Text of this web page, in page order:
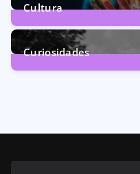
Cultura
Curiosidades